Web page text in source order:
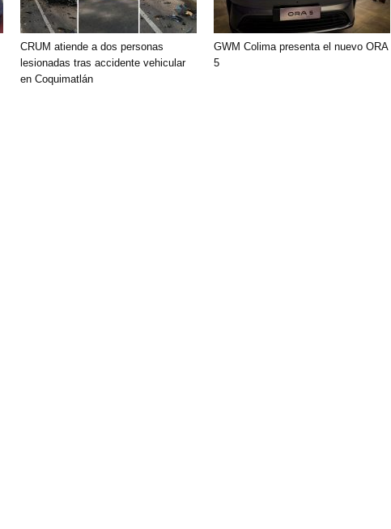
CRUM atiende a dos personas
lesionadas tras accidente vehicular
en Coquimatlán
GWM Colima presenta el nuevo ORA
5